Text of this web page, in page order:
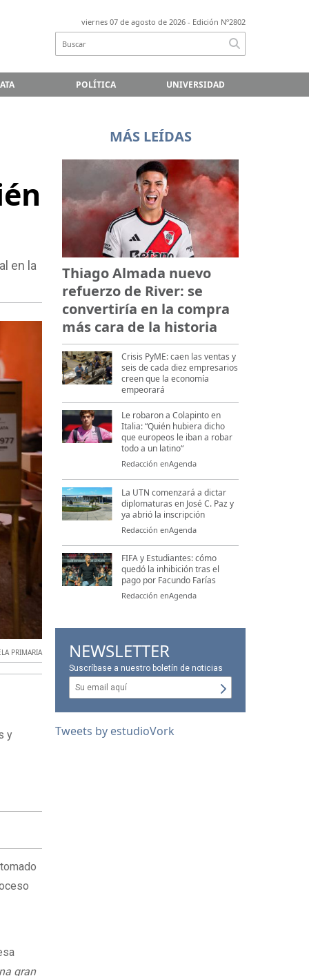
viernes 07 de agosto de 2026 - Edición Nº2802
POLÍTICA UNIVERSIDAD
en la
PRIMARIA
y
gran
MÁS LEÍDAS
Thiago Almada nuevo
refuerzo de River: se
convertiría en la compra
más cara de la historia
Crisis PyME: caen las ventas y
seis de cada diez empresarios
creen que la economía
empeorará
Le robaron a Colapinto en
Italia: “Quién hubiera dicho
que europeos le iban a robar
todo a un latino“
Redacción enAgenda
La UTN comenzará a dictar
diplomaturas en José C. Paz y
ya abrió la inscripción
Redacción enAgenda
FIFA y Estudiantes: cómo
quedó la inhibición tras el
pago por Facundo Farías
Redacción enAgenda
NEWSLETTER
Suscríbase a nuestro boletín de noticias
Tweets by estudioVork